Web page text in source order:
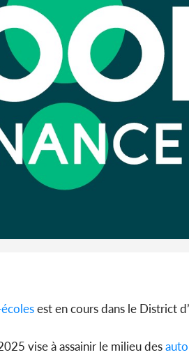
est en cours dans le District
vise à assainir le milieu des